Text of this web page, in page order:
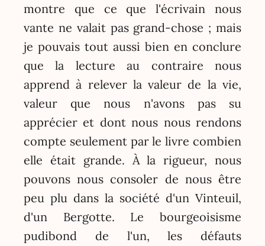
montre que ce que l'écrivain nous
vante ne valait pas grand-chose ; mais
je pouvais tout aussi bien en conclure
que la lecture au contraire nous
apprend à relever la valeur de la vie,
valeur que nous n'avons pas su
apprécier et dont nous nous rendons
compte seulement par le livre combien
elle était grande. À la rigueur, nous
pouvons nous consoler de nous être
peu plu dans la société d'un Vinteuil,
d'un Bergotte. Le bourgeoisisme
pudibond de l'un, les défauts